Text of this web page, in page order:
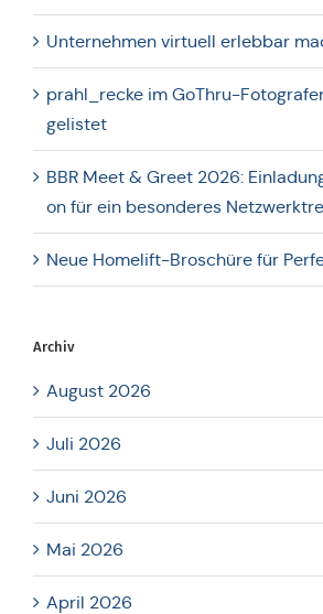
Unter­neh­men vir­tu­ell erleb­bar
prahl_recke im GoThru-
gelistet
BBR Meet & Greet 2026:
on für ein beson­de­res
Neue Home­lift-Bro­schü­re für
Archiv
August 2026
Juli 2026
Juni 2026
Mai 2026
April 2026